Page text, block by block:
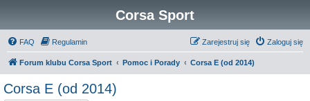
Corsa Sport
FAQ Regulamin Zaloguj się
Zarejestruj się
Forum klubu Corsa Sport Pomoc i Porady Corsa E (od 2014)
Corsa E (od 2014)